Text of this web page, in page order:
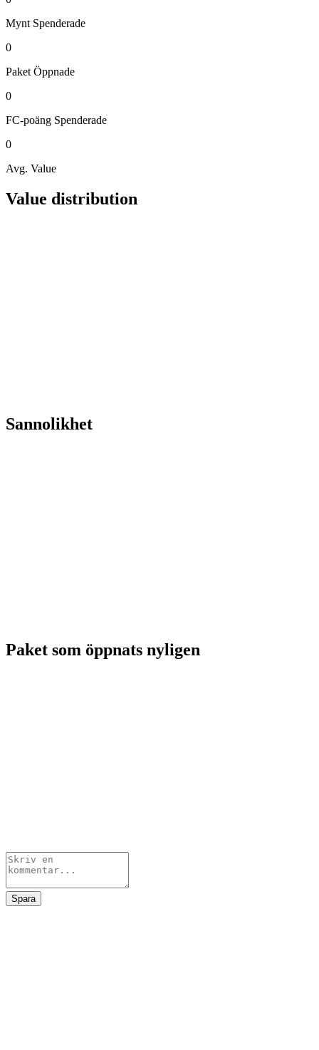
Mynt Spenderade
0
Paket Öppnade
0
FC-poäng Spenderade
0
Avg. Value
Value distribution
Sannolikhet
Paket som öppnats nyligen
Spara